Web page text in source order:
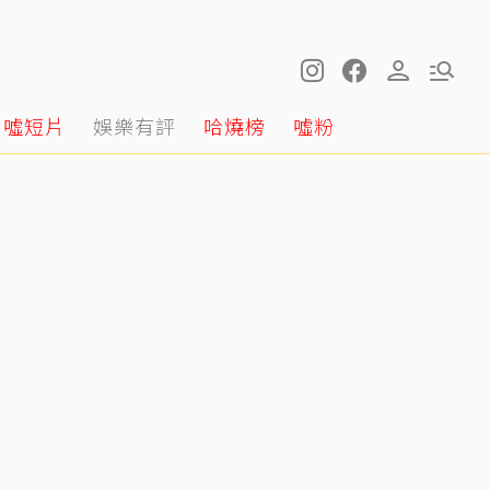
噓短片 娛樂有評 哈燒榜 噓粉